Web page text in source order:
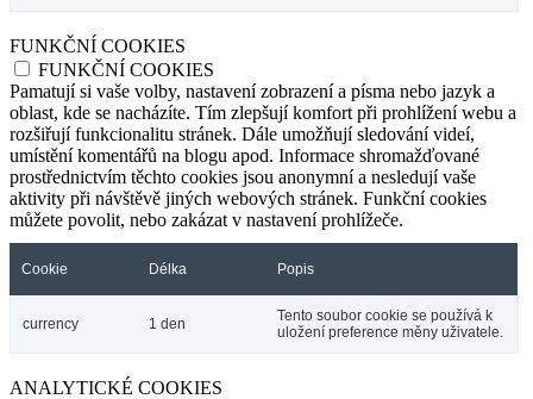
FUNKČNÍ COOKIES
FUNKČNÍ COOKIES
Pamatují si vaše volby, nastavení zobrazení a písma nebo jazyk a
oblast, kde se nacházíte. Tím zlepšují komfort při prohlížení webu a
rozšiřují funkcionalitu stránek. Dále umožňují sledování videí,
umístění komentářů na blogu apod. Informace shromažďované
prostřednictvím těchto cookies jsou anonymní a nesledují vaše
aktivity při návštěvě jiných webových stránek. Funkční cookies
můžete povolit, nebo zakázat v nastavení prohlížeče.
Cookie Délka Popis
currency 1 den
Tento soubor cookie se používá k
uložení preference měny uživatele.
ANALYTICKÉ COOKIES